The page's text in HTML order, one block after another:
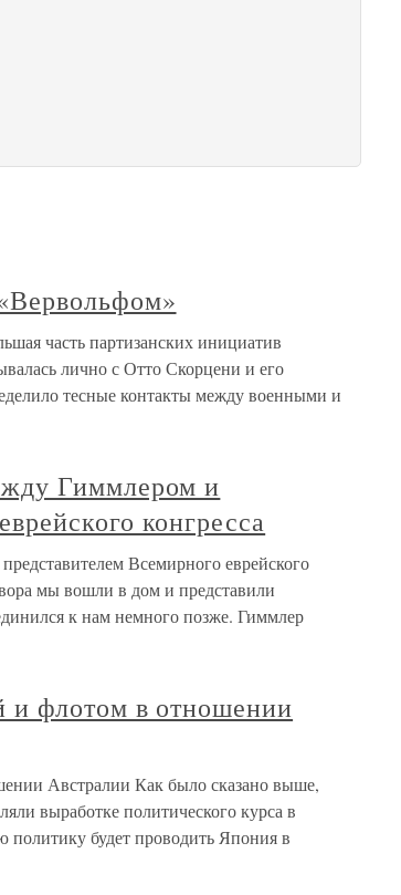
часть партизанских инициатив
лично с Отто Скорцени и его
тесные контакты между военными и
Гиммлером и
конгресса
Всемирного еврейского
мы вошли в дом и представили
к нам немного позже. Гиммлер
и флотом в отношении
Австралии Как было сказано выше,
выработке политического курса в
будет проводить Япония в